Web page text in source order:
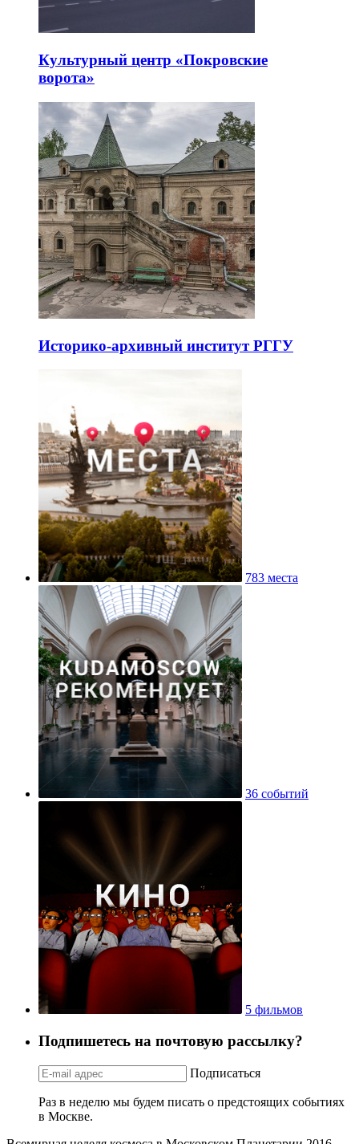
Культурный центр «Покровские
ворота»
Историко-архивный институт РГГУ
783 места
36 событий
5 фильмов
Подпишетесь на почтовую рассылку?
Подписаться
Раз в неделю мы будем писать о предстоящих событиях
в Москве.